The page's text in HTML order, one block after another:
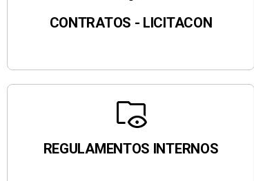
CONTRATOS - LICITACON
folder_eye
REGULAMENTOS INTERNOS